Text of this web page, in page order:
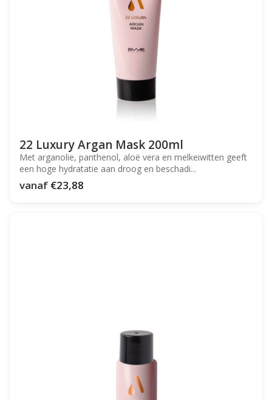
22 Luxury Argan Mask 200ml
Met arganolie, panthenol, aloë vera en melkeiwitten geeft
een hoge hydratatie aan droog en beschadi...
vanaf €23,88